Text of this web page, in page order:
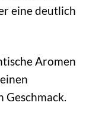
eine deutlich
Aromen